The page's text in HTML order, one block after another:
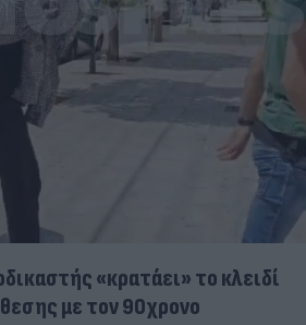
«κρατάει» το κλειδί
με τον 90χρονο